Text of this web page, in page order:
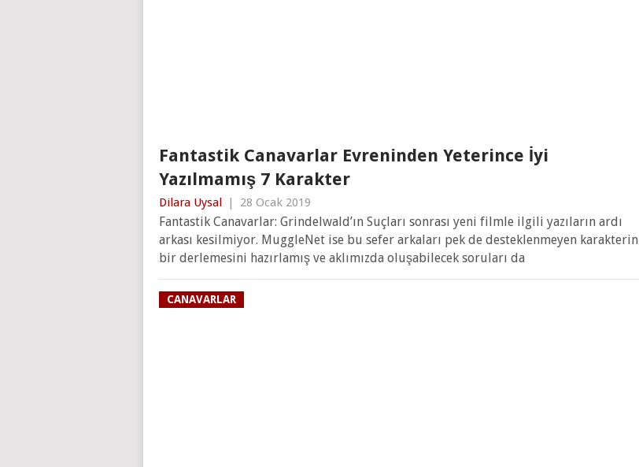
Fantastik Canavarlar Evreninden Yeterince İyi
Yazılmamış 7 Karakter
Dilara Uysal | 28 Ocak 2019
Fantastik Canavarlar: Grindelwald’ın Suçları sonrası yeni filmle ilgili yazıların ardı
arkası kesilmiyor. MuggleNet ise bu sefer arkaları pek de desteklenmeyen karakterin
bir derlemesini hazırlamış ve aklımızda oluşabilecek soruları da
CANAVARLAR